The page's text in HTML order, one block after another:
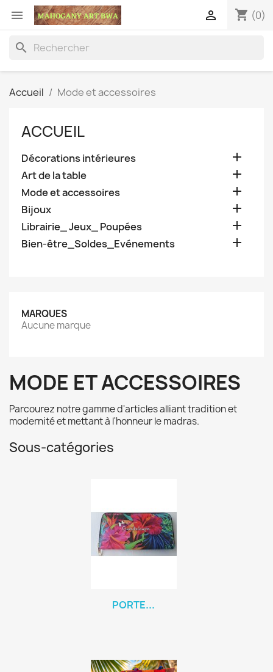
 shopping_cart (0)

search
Accueil Mode et accessoires
ACCUEIL
Décorations intérieures 
Art de la table 
Mode et accessoires 
Bijoux 
Librairie_ Jeux_ Poupées 
Bien-être_Soldes_Evénements 
MARQUES
Aucune marque
MODE ET ACCESSOIRES
Parcourez notre gamme d'articles alliant tradition et
modernité et mettant à l'honneur le madras.
Sous-catégories
PORTE...